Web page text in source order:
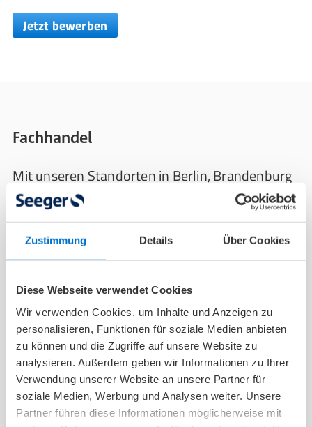
Zustimmung Details Über Cookies
Diese Webseite verwendet Cookies
Wir verwenden Cookies, um Inhalte und Anzeigen zu
personalisieren, Funktionen für soziale Medien anbieten
zu können und die Zugriffe auf unsere Website zu
analysieren. Außerdem geben wir Informationen zu Ihrer
Verwendung unserer Website an unsere Partner für
soziale Medien, Werbung und Analysen weiter. Unsere
Partner führen diese Informationen möglicherweise mit
Jetzt bewerben
Fachhandel
Mit unseren Standorten in Berlin, Brandenburg
und Sachsen-Anhalt bilden unsere Filialen das
Herzstück unseres Sanitätshauses. Direkt am
Kunden vermitteln unsere Verkäufer und
Kaufmänner im Einzelhandel unser
bedürfnisorientiert. Als Praktikant begleitest du
unsere Verkäufer*innen in der Filiale und
bekommst einen Einblick in den Arbeitsalltag,
zu dem nicht nur der Verkauf zählt, sondern
auch kreative Aufgaben wie die Planung und
Umsetzung von Werbeaktionen.